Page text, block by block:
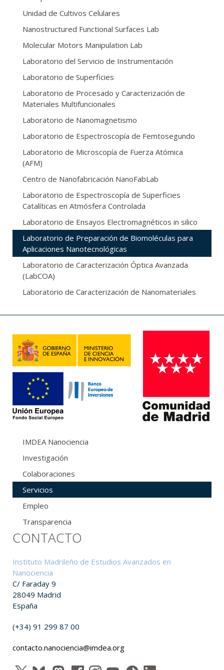
Unidad de Cultivos Celulares
Nanostructured Functional Surfaces Lab
Molecular Motors Manipulation Lab
Laboratorio del Servicio de Instrumentación
Laboratorio de Superficies
Laboratorio de Procesado y Caracterización de
Materiales Multifuncionales
Laboratorio de Nanomagnetismo
Laboratorio de Espectroscopía de Femtosegundo
Laboratorio de Microscopía de Fuerza Atómica
(AFM)
Centro de Nanofabricación NanoFabLab
Laboratorio de Espectroscopía de Superficies
Catalíticas en Atmósfera Controlada
Laboratorio de Ensayos Electromagnéticos in silico
Laboratorio de Preparación de Biomoléculas para
Aplicaciones Nanotecnológicas
Laboratorio de Caracterización Óptica Avanzada
(LabCOA)
Laboratorio de Caracterización de Nanomateriales
IMDEA Nanociencia
Investigación
Colaboraciones
Servicios
Empleo
Transparencia
CONTACTO
Instituto Madrileño de Estudios Avanzados en
Nanociencia
C/ Faraday 9
28049 Madrid
España
(+34) 91 299 87 00
contacto.nanociencia@imdea.org